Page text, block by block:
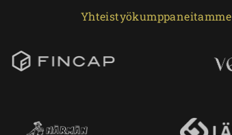
Yhteistyökumppaneitamme